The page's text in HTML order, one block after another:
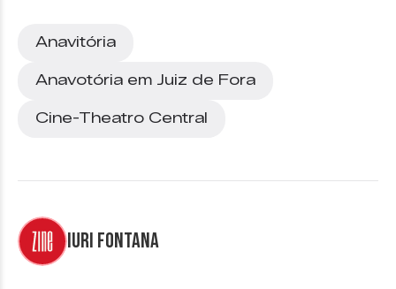
Anavitória
Anavotória em Juiz de Fora
Cine-Theatro Central
Iuri Fontana